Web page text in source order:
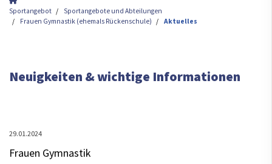
Sportangebot
Sportangebote und Abteilungen
Frauen Gymnastik (ehemals Rückenschule)
Aktuelles
Neuigkeiten & wichtige Informationen
29.01.2024
Frauen Gymnastik